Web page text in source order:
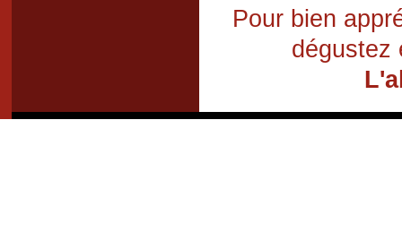
Pour bien
dégustez